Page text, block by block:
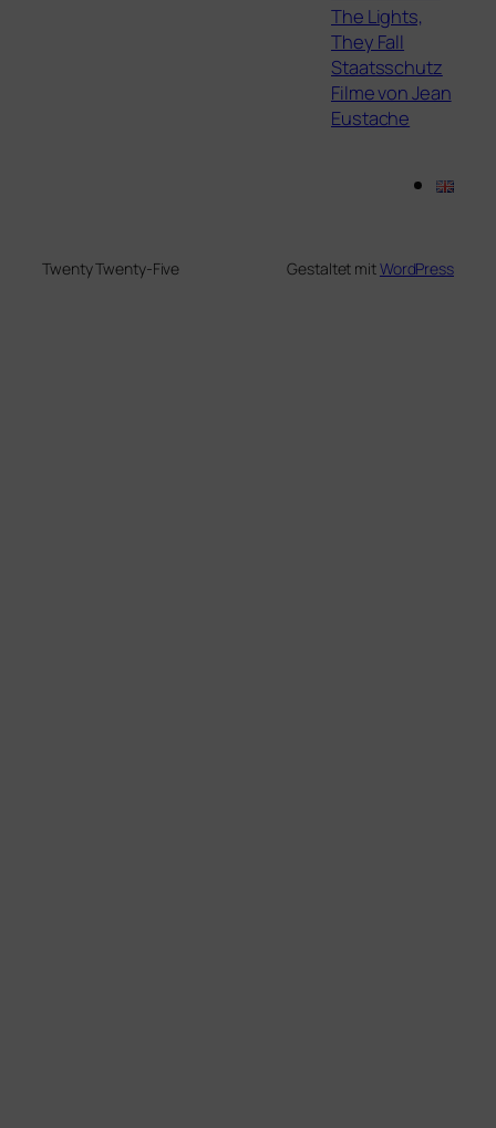
The Lights,
They Fall
Staatsschutz
Filme von Jean
Eustache
Twenty Twenty-Five Gestaltet mitWordPress